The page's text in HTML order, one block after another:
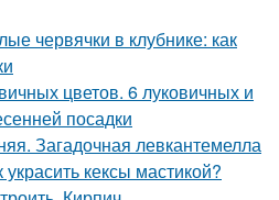
червячки в клубнике: как
цветов. 6 луковичных и
посадки
Загадочная левкантемелла
кексы мастикой?